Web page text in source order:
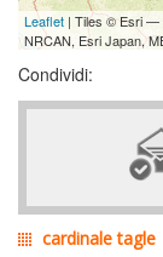
Leaflet | Tiles © Esri —
NRCAN, Esri Japan,
Condividi:
cardinale tagle